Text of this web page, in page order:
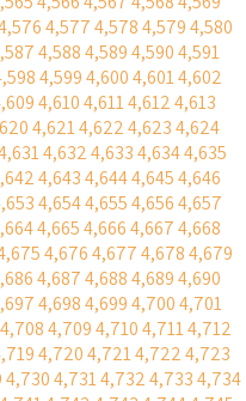
4,5774,5784,5794,580
4,5884,5894,5904,591
4,5994,6004,6014,602
4,6104,6114,6124,613
4,6214,6224,6234,624
4,6324,6334,6344,635
4,6434,6444,6454,646
4,6544,6554,6564,657
4,6654,6664,6674,668
4,6764,6774,6784,679
4,6874,6884,6894,690
4,6984,6994,7004,701
4,7084,7094,7104,7114,712
4,7204,7214,7224,723
4,7304,7314,7324,7334,734